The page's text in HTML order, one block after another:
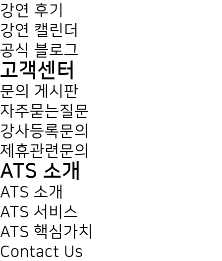
강연 후기
강연 캘린더
공식 블로그
고객센터
문의 게시판
자주묻는질문
강사등록문의
제휴관련문의
ATS 소개
ATS 소개
ATS 서비스
ATS 핵심가치
Contact Us